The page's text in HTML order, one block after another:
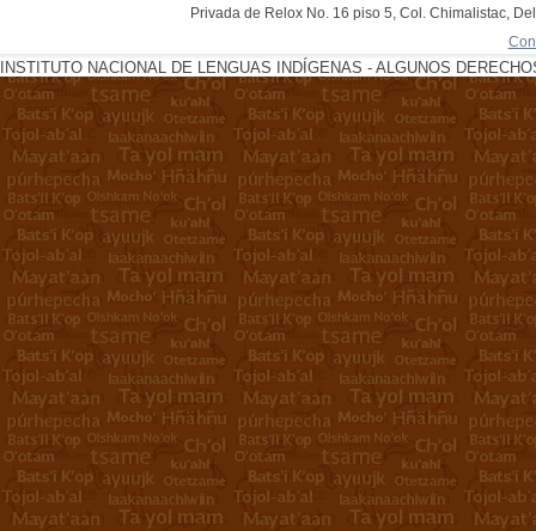
Privada de Relox No. 16 piso 5, Col. Chimalistac,
INSTITUTO NACIONAL DE LENGUAS INDÍGENAS - ALGUNOS